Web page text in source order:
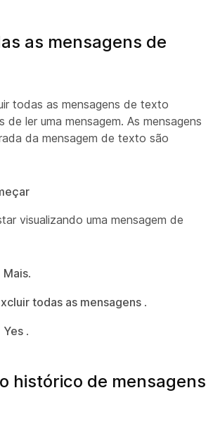
as mensagens de
todas as mensagens de texto
de ler uma mensagem. As mensagens
da mensagem de texto são
visualizando uma mensagem de
Mais.
todas as mensagens .
Yes .
histórico de mensagens